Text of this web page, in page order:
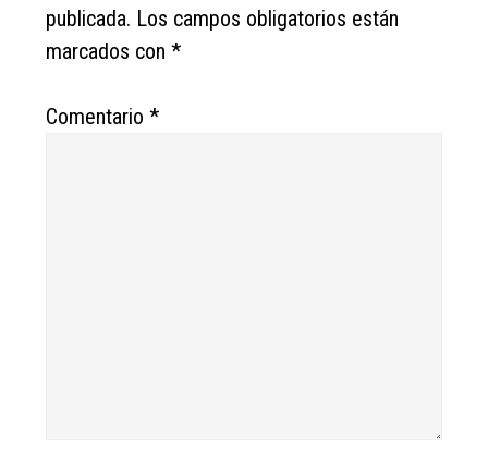
publicada. Los campos obligatorios están
marcados con*
Comentario*